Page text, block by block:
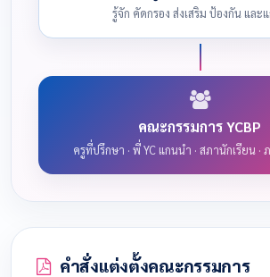
รู้จัก คัดกรอง ส่งเสริม ป้องกัน และ
คณะกรรมการ YCBP
ครูที่ปรึกษา · พี่ YC แกนนำ · สภานักเรียน ·
คำสั่งแต่งตั้งคณะกรรมการ